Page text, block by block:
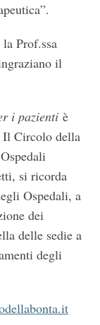
Prof.ssa
il
i pazientiè
Il Circolo della
si ricorda
Ospedali, a
dei
delle sedie a
degli